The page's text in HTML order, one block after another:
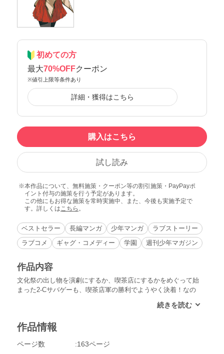
初めての方
最大70%OFFクーポン
※値引上限等条件あり
詳細・獲得はこちら
購入はこちら
試し読み
本作品について、無料施策・クーポン等の割引施策・PayPayポ
イント付与の施策を行う予定があります。
この他にもお得な施策を常時実施中、また、今後も実施予定で
す。詳しくはこちら 。
ベストセラー 長編マンガ 少年マンガ
ラブストーリー
ラブコメ
ギャグ・コメディー 学園 週刊少年マガジン
作品内容
文化祭の出し物を演劇にするか、喫茶店にするかをめぐって始
まった2-Cサバゲーも、喫茶店軍の勝利でようやく決着！なの
校に泊まり込んだり、銭湯行ったり、コスプレしたり、そして
作品情報
ページ数
163ページ